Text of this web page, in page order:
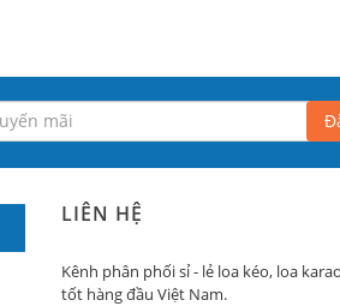
LIÊN HỆ
Kênh phân phối sỉ - lẻ loa kéo, loa
tốt hàng đầu Việt Nam.